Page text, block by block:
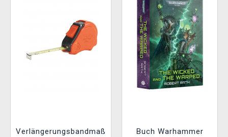
Verlängerungsbandmaß
Buch Warhammer